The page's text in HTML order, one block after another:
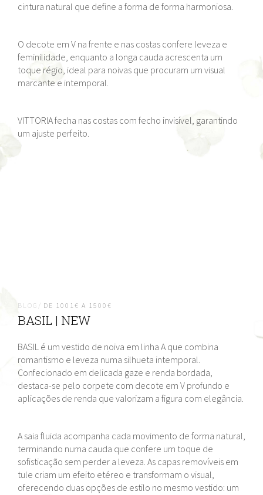
cintura natural que define a forma de forma harmoniosa.
O decote em V na frente e nas costas confere leveza e
feminilidade, enquanto a longa cauda acrescenta um
toque régio, ideal para noivas que procuram um visual
marcante e intemporal.
VITTORIA fecha nas costas com fecho invisível, garantindo
um ajuste perfeito.
BLOG/ DE 1001€ A 1500€
BASIL | NEW
BASIL é um vestido de noiva em linha A que combina
romantismo e leveza numa silhueta intemporal.
Confecionado em delicada gaze e renda bordada,
destaca-se pelo corpete com decote em V profundo e
aplicações de renda que valorizam a figura com elegância.
A saia fluida acompanha cada movimento de forma natural,
terminando numa cauda que confere um toque de
sofisticação sem perder a leveza. As capas removíveis em
tule criam um efeito etéreo e transformam o visual,
oferecendo duas opções de estilo no mesmo vestido: um